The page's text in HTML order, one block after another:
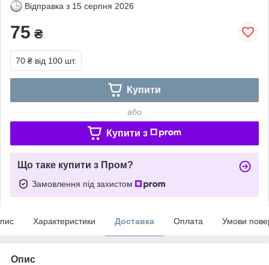
Відправка з 15 серпня 2026
75 ₴
70 ₴ від 100 шт.
Купити
або
Купити з
Що таке купити з Пром?
Замовлення під захистом
Характеристики Доставка Оплата Умови
Опис